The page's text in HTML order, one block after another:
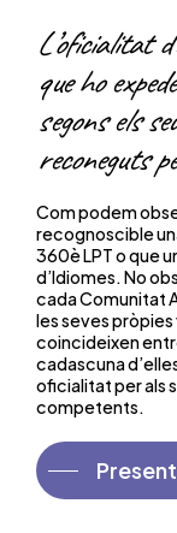
L’oficialitat
que ho
segons els
reconeguts
Com podem
recognoscible
360è LPT o que
d’Idiomes. No
cada Comunitat
les seves
coincideixen
cadascuna
oficialitat per als
competents.